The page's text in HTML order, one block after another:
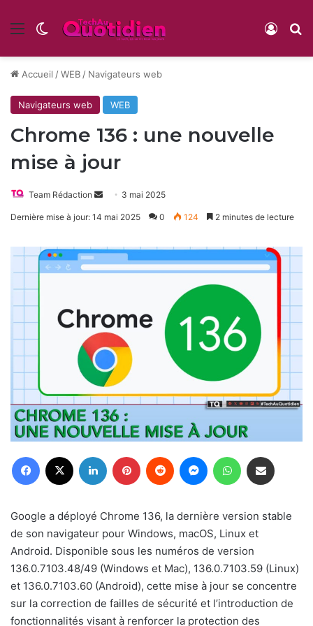
Menu Switch skin
Accueil /WEB / Navigateurs web
Navigateurs web WEB
Chrome 136 : une nouvelle
mise à jour
Team Rédaction
Envoyer3 mai 2025
Dernière mise à jour: 14 mai 2025 0 124 2 minutes de lecture
Facebook Linkedin Pinterest Reddit MessengerWhatsApp
Google a déployé Chrome 136, la dernière version stable
de son navigateur pour Windows, macOS, Linux et
Android. Disponible sous les numéros de version
136.0.7103.48/49 (Windows et Mac), 136.0.7103.59 (Linux)
et 136.0.7103.60 (Android), cette mise à jour se concentre
sur la correction de failles de sécurité et l’introduction de
fonctionnalités visant à renforcer la protection des